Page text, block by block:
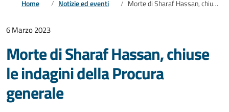
Home Notizie ed eventi Morte di Sharaf Hassan, chiuse le indagini della Procura generale
6 Marzo 2023
Morte di Sharaf Hassan, chiuse
le indagini della Procura
generale